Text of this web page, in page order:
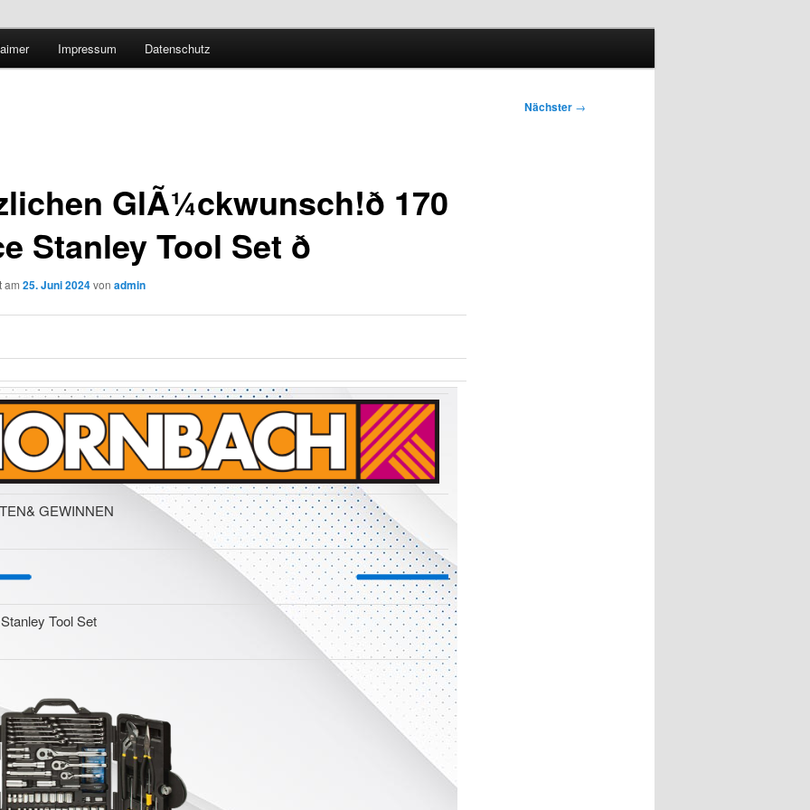
Forschung und Technologie
Impressum Datenschutz
Nächster →
GlÃ¼ckwunsch!ð 170
Stanley Tool Set ð
am 25. Juni 2024von admin
& GEWINNEN
Tool Set